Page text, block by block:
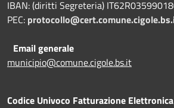
IBAN: (diritti Segreteria)
PEC:
Email generale
municipio@comune.cigole.bs.it
Codice Univoco Fatturazione Elettronica